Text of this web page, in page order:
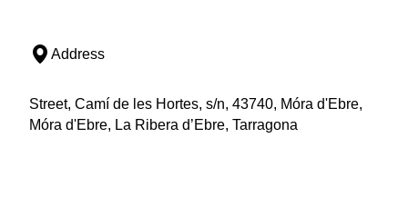
Address
Street, Camí de les Hortes, s/n, 43740, Móra d'Ebre,
Móra d'Ebre, La Ribera d’Ebre, Tarragona